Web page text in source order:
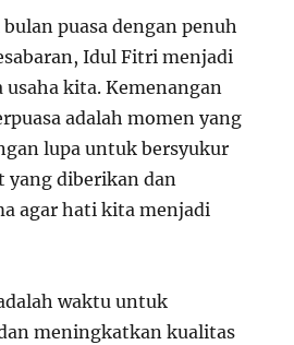
puasa dengan penuh
Idul Fitri menjadi
usaha kita. Kemenangan
adalah momen yang
lupa untuk bersyukur
yang diberikan dan
agar hati kita menjadi
waktu untuk
meningkatkan kualitas